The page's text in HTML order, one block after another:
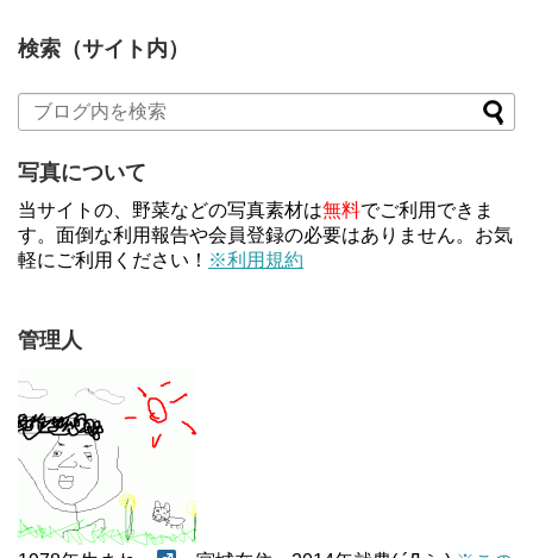
検索（サイト内）
写真について
当サイトの、野菜などの写真素材は無料でご利用できま
す。面倒な利用報告や会員登録の必要はありません。お気
軽にご利用ください！ ※利用規約
管理人